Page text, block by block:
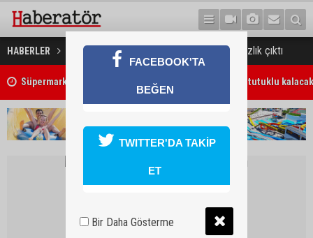
HABERLER DÜNYA Kuzey Irak’ta sandıktan bağımsızlık çıktı
7 Ağustos 2026 Döviz Kurları
FACEBOOK'TA
BEĞEN
TWITTER'DA TAKİP
ET
Bir Daha Gösterme